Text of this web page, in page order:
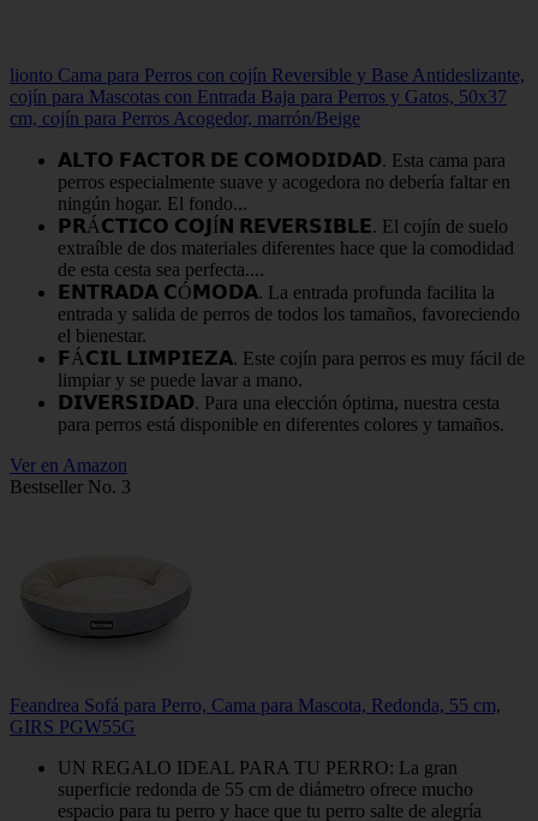
lionto Cama para Perros con cojín Reversible y Base Antideslizante,
cojín para Mascotas con Entrada Baja para Perros y Gatos, 50x37
cm, cojín para Perros Acogedor, marrón/Beige
𝗔𝗟𝗧𝗢 𝗙𝗔𝗖𝗧𝗢𝗥 𝗗𝗘 𝗖𝗢𝗠𝗢𝗗𝗜𝗗𝗔𝗗. Esta cama para
perros especialmente suave y acogedora no debería faltar en
ningún hogar. El fondo...
𝗣𝗥Á𝗖𝗧𝗜𝗖𝗢 𝗖𝗢𝗝Í𝗡 𝗥𝗘𝗩𝗘𝗥𝗦𝗜𝗕𝗟𝗘. El cojín de suelo
extraíble de dos materiales diferentes hace que la comodidad
de esta cesta sea perfecta....
𝗘𝗡𝗧𝗥𝗔𝗗𝗔 𝗖Ó𝗠𝗢𝗗𝗔. La entrada profunda facilita la
entrada y salida de perros de todos los tamaños, favoreciendo
el bienestar.
𝗙Á𝗖𝗜𝗟 𝗟𝗜𝗠𝗣𝗜𝗘𝗭𝗔. Este cojín para perros es muy fácil de
limpiar y se puede lavar a mano.
𝗗𝗜𝗩𝗘𝗥𝗦𝗜𝗗𝗔𝗗. Para una elección óptima, nuestra cesta
para perros está disponible en diferentes colores y tamaños.
Ver en Amazon
Bestseller No. 3
Feandrea Sofá para Perro, Cama para Mascota, Redonda, 55 cm,
GIRS PGW55G
UN REGALO IDEAL PARA TU PERRO: La gran
superficie redonda de 55 cm de diámetro ofrece mucho
espacio para tu perro y hace que tu perro salte de alegría